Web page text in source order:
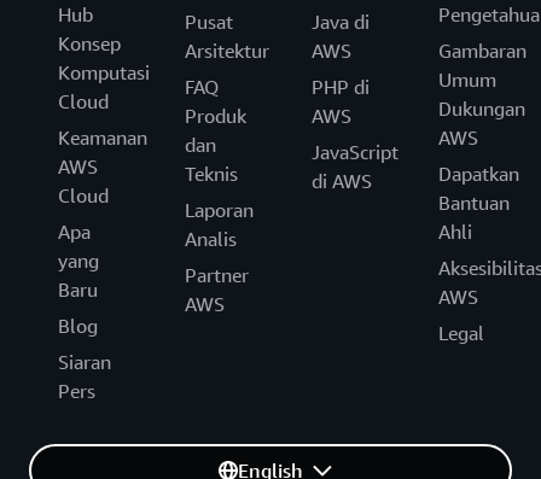
Hub
Konsep
Komputasi
Cloud
Keamanan
AWS
Cloud
Apa
yang
Baru
Blog
Siaran
Pers
Pusat
Arsitektur
FAQ
Produk
dan
Teknis
Laporan
Analis
Partner
AWS
Java di
AWS
PHP di
AWS
JavaScript
di AWS
Gambaran
Umum
Dukungan
AWS
Dapatkan
Bantuan
Ahli
AWS
Legal
English